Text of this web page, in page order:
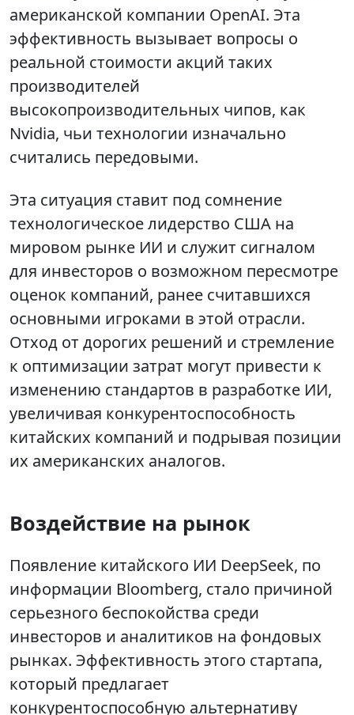
американской компании OpenAI. Эта
эффективность вызывает вопросы о
реальной стоимости акций таких
производителей
высокопроизводительных чипов, как
Nvidia, чьи технологии изначально
считались передовыми.
Эта ситуация ставит под сомнение
технологическое лидерство США на
мировом рынке ИИ и служит сигналом
для инвесторов о возможном пересмотре
оценок компаний, ранее считавшихся
основными игроками в этой отрасли.
Отход от дорогих решений и стремление
к оптимизации затрат могут привести к
изменению стандартов в разработке ИИ,
увеличивая конкурентоспособность
китайских компаний и подрывая позиции
их американских аналогов.
Воздействие на рынок
Появление китайского ИИ DeepSeek, по
информации Bloomberg, стало причиной
серьезного беспокойства среди
инвесторов и аналитиков на фондовых
рынках. Эффективность этого стартапа,
который предлагает
конкурентоспособную альтернативу